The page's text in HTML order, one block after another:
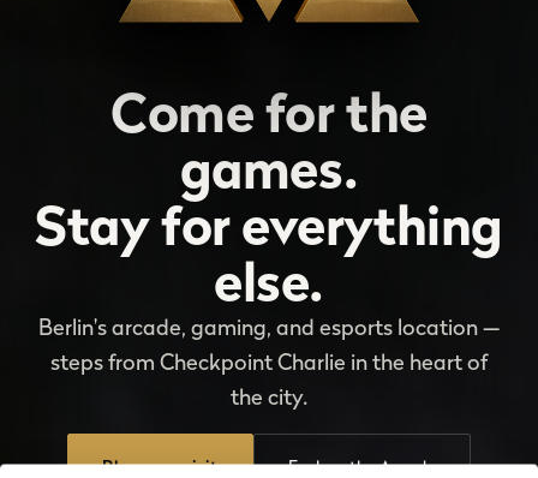
Come for the
games.
Stay for everything
else.
Berlin's arcade, gaming, and esports location —
steps from Checkpoint Charlie in the heart of
the city.
Plan your visit Explore the Arcade